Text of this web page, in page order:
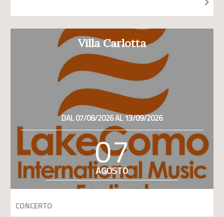
Villa Carlotta
DAL 07/08/2026 AL 13/09/2026
07
AGOSTO
CONCERTO